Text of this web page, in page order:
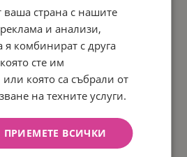
ваша страна с нашите
и анализи,
я комбинират с друга
сте им
която са събрали от
на техните услуги.
ПРИЕМЕТЕ ВСИЧКИ